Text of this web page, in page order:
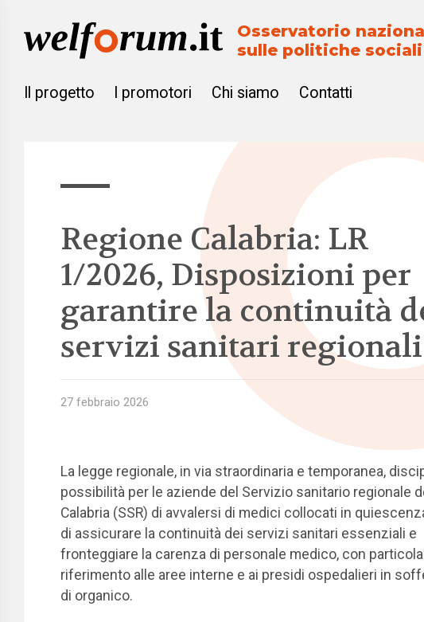
Osservatorio
sulle politiche sociali
Il progetto I promotori Chi siamo Contatti
Regione Calabria: LR
1/2026, Disposizioni per
garantire la continuità
servizi sanitari regionali
27 febbraio 2026
La legge regionale, in via straordinaria e temporanea,
possibilità per le aziende del Servizio sanitario regionale
Calabria (SSR) di avvalersi di medici collocati in
di assicurare la continuità dei servizi sanitari essenziali e
fronteggiare la carenza di personale medico, con
riferimento alle aree interne e ai presidi ospedalieri in
di organico.